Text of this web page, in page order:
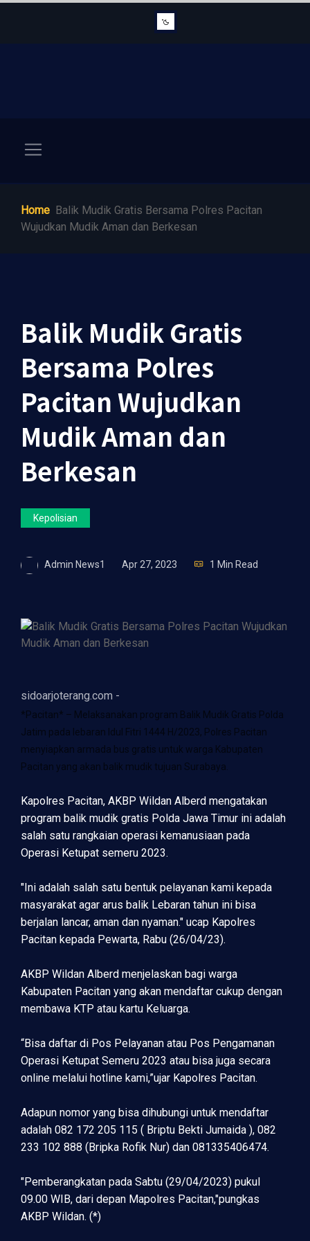
Home Balik Mudik Gratis Bersama Polres Pacitan
Wujudkan Mudik Aman dan Berkesan
Balik Mudik Gratis
Bersama Polres
Pacitan Wujudkan
Mudik Aman dan
Berkesan
Kepolisian
Admin News1 Apr 27, 2023 1 Min Read
sidoarjoterang.com -
*Pacitan* – Melaksanakan program Balik Mudik Gratis Polda
Jatim pada lebaran Idul Fitri 1444 H/2023, Polres Pacitan
menyiapkan armada bus gratis untuk warga Kabupaten
Pacitan yang akan balik mudik tujuan Surabaya.
Kapolres Pacitan, AKBP Wildan Alberd mengatakan
program balik mudik gratis Polda Jawa Timur ini adalah
salah satu rangkaian operasi kemanusiaan pada
Operasi Ketupat semeru 2023.
"Ini adalah salah satu bentuk pelayanan kami kepada
masyarakat agar arus balik Lebaran tahun ini bisa
berjalan lancar, aman dan nyaman." ucap Kapolres
Pacitan kepada Pewarta, Rabu (26/04/23).
AKBP Wildan Alberd menjelaskan bagi warga
Kabupaten Pacitan yang akan mendaftar cukup dengan
membawa KTP atau kartu Keluarga.
“Bisa daftar di Pos Pelayanan atau Pos Pengamanan
Operasi Ketupat Semeru 2023 atau bisa juga secara
online melalui hotline kami,”ujar Kapolres Pacitan.
Adapun nomor yang bisa dihubungi untuk mendaftar
adalah 082 172 205 115 ( Briptu Bekti Jumaida ), 082
233 102 888 (Bripka Rofik Nur) dan 081335406474.
"Pemberangkatan pada Sabtu (29/04/2023) pukul
09.00 WIB, dari depan Mapolres Pacitan,"pungkas
AKBP Wildan. (*)